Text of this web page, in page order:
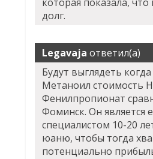
долг.
Legavaja ответил(а)
Будут выглядеть
Метаноил стоимость
Фенилпропионат
Фоминск. Он является
специалистом 10-20
юаню, чтобы тогда
потенциально